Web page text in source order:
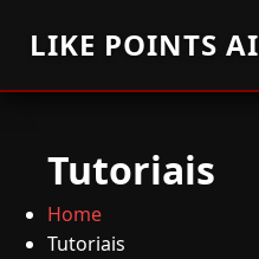
LIKE POINTS AI
Tutoriais
Home
Tutoriais